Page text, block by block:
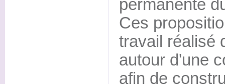
permanente
Ces
travail réalisé
autour d'une
afin de